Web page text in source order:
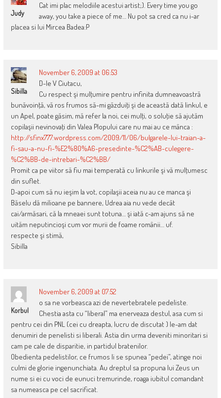
Judy
Cat imi plac melodiile acestui artist;). Every time you go
away, you take a piece of me… Nu pot sa cred ca nu i-ar
placea si lui Mircea Badea:P
Sibilla
November 6, 2009 at 06:53
D-le V Ciutacu,
Cu respect şi mulţumire pentru infinita dumneavoastră
bunăvoinţă, vă ros frumos să-mi găzduiţi şi de această dată linkul, e
un Apel, poate găsim, mă refer la noi, cei mulţi, o soluţie să ajutăm
copilaşii nevinovaţi din Valea Plopului care nu mai au ce mânca :
http://sfinx777.wordpress.com/2009/11/06/bulgarele-lui-traian-a-
fi-sau-a-nu-fi-%E2%80%A6-presedinte-%C2%AB-culegere-
%C2%BB-de-intrebari-%C2%BB/
Promit ca pe viitor să fiu mai temperată cu linkurile şi vă mulţumesc
din suflet.
D-apoi cum să nu ieşim la vot, copilaşii aceia nu au ce manca şi
Băselu dă milioane pe bannere, Udrea aia nu vede decât
cai/armăsari, că la mneaei sunt totuna… şi iată c-am ajuns să ne
uităm neputincioşi cum vor murii de foame românii… uf.
respecte şi stimă,
Sibilla
Korbul
November 6, 2009 at 07:52
o sa ne vorbeasca azi de nevertebratele pedeliste.
Chestia asta cu “liberal” ma enerveaza destul, asa cum si
pentru cei din PNL (cei cu dreapta, lucru de discutat ) le-am dat
denumiri de penelisti si liberali. Astia din urma deveniti minoritari si
cam pe cale de disparitie, in partidul bratenilor.
Obedienta pedelistilor, ce frumos li se spunea “pedei”, atinge noi
culmi de glorie ingenunchiata. Au dreptul sa propuna lui Zeus un
nume si ei cu voci de eunuci tremurinde, roaga iubitul comandant
sa numeasca pe cel sacrificat.